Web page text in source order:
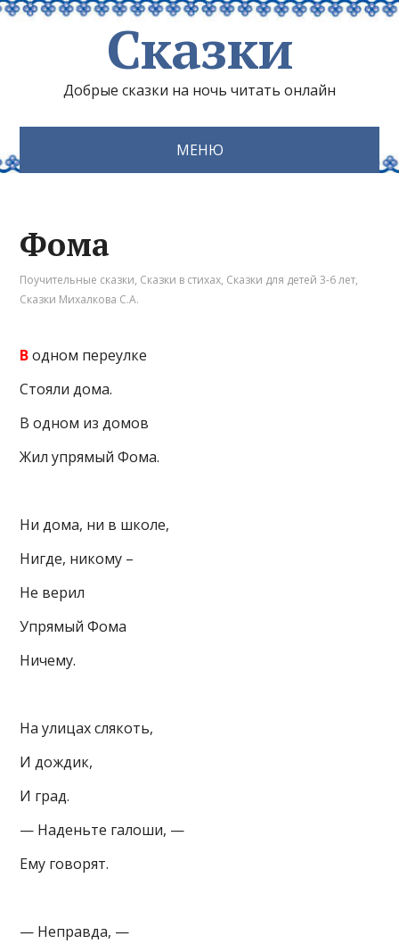
Сказки
Добрые сказки на ночь читать онлайн
МЕНЮ
Фома
Поучительные сказки, Сказки в стихах, Сказки для детей 3-6 лет,
Сказки Михалкова С.А.
Водном переулке
Стояли дома.
В одном из домов
Жил упрямый Фома.
Ни дома, ни в школе,
Нигде, никому –
Не верил
Упрямый Фома
Ничему.
На улицах слякоть,
И дождик,
И град.
— Наденьте галоши, —
Ему говорят.
— Неправда, —